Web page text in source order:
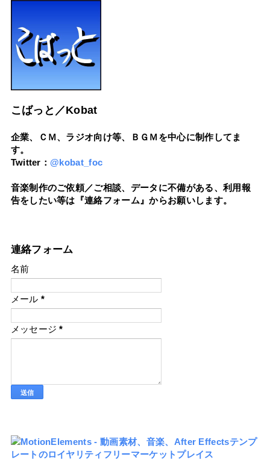
こばっと／Kobat
企業、ＣＭ、ラジオ向け等、ＢＧＭを中心に制作してま
す。
Twitter： @kobat_foc
音楽制作のご依頼／ご相談、データに不備がある、利用報
告をしたい等は『連絡フォーム』からお願いします。
連絡フォーム
名前
メール *
メッセージ*